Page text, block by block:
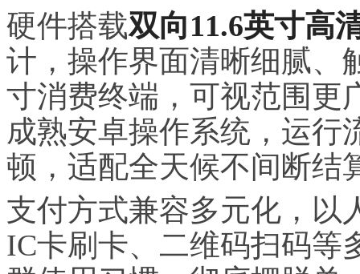
硬件搭载双向11.6英寸高
计，操作界面清晰细腻、
寸消费终端，可视范围更
成熟安卓操作系统，运行
顿，适配全天候不间断结
支付方式兼容多元化，以
IC卡刷卡、二维码扫码等